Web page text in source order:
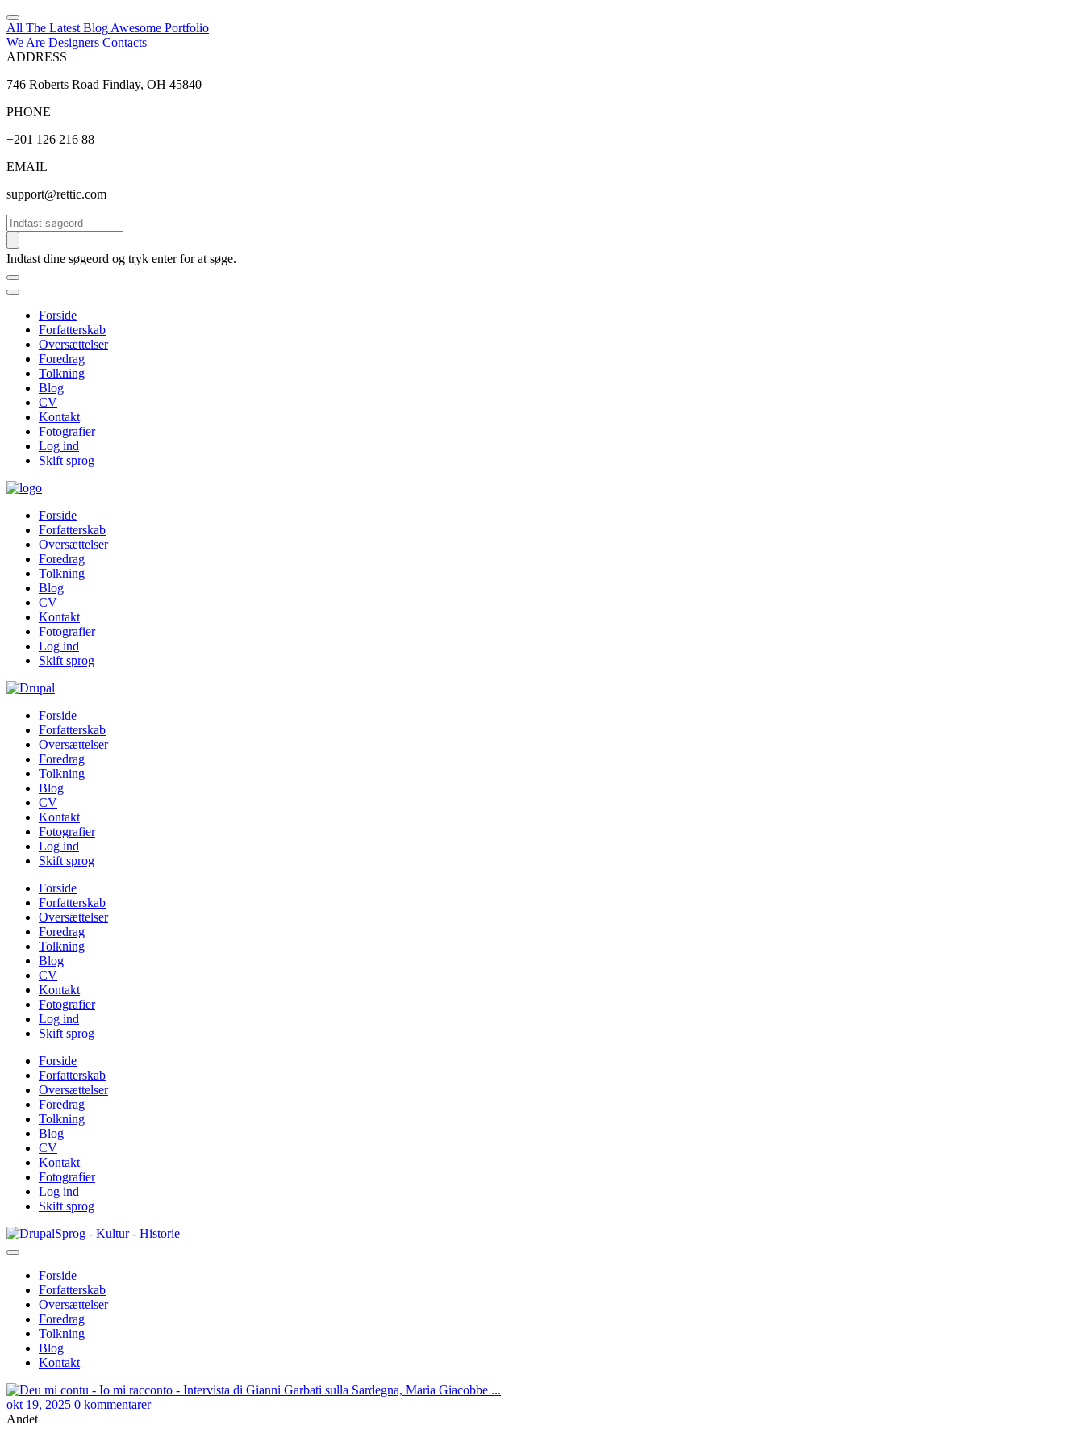
All The Latest Blog Awesome Portfolio
We Are Designers Contacts
ADDRESS
746 Roberts Road Findlay, OH 45840
PHONE
+201 126 216 88
EMAIL
support@rettic.com
Søg
Indtast dine søgeord og tryk enter for at søge.
Forside
Forfatterskab
Oversættelser
Foredrag
Tolkning
Blog
CV
Kontakt
Fotografier
Log ind
Skift sprog
Forside
Forfatterskab
Oversættelser
Foredrag
Tolkning
Blog
CV
Kontakt
Fotografier
Log ind
Skift sprog
Forside
Forfatterskab
Oversættelser
Foredrag
Tolkning
Blog
CV
Kontakt
Fotografier
Log ind
Skift sprog
Forside
Forfatterskab
Oversættelser
Foredrag
Tolkning
Blog
CV
Kontakt
Fotografier
Log ind
Skift sprog
Forside
Forfatterskab
Oversættelser
Foredrag
Tolkning
Blog
CV
Kontakt
Fotografier
Log ind
Skift sprog
Gå
til
Sprog - Kultur - Historie
Primær
navigation
Forside
Forfatterskab
Oversættelser
Foredrag
Tolkning
Blog
Kontakt
okt 19, 2025 0 kommentarer
Andet